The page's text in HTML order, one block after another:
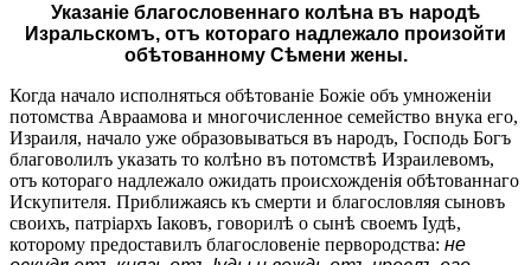
Указаніе благословеннаго колѣна въ народѣ
Изральскомъ, отъ котораго надлежало произойти
обѣтованному Сѣмени жены.
Когда начало исполняться обѣтованіе Божіе объ умноженіи
потомства Авраамова и многочисленное семейство внука его,
Израиля, начало уже образовываться въ народъ, Господь Богъ
благоволилъ указать то колѣно въ потомствѣ Израилевомъ,
отъ котораго надлежало ожидать происхожденія обѣтованнаго
Искупителя. Приближаясь къ смерти и благословляя сыновъ
своихъ, патріархъ Іаковъ, говорилѣ о сынѣ своемъ Іудѣ,
которому предоставилъ благословеніе первородства: не